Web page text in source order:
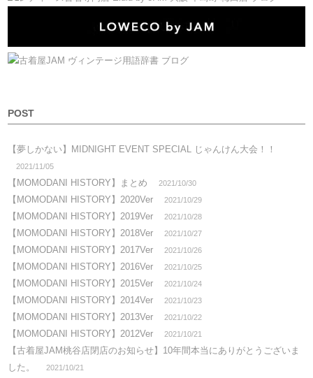
POST
【夢しかない】MIDNIGHT EVENT SPECIAL じゃんけん大会！！
2021/11/05
【MOMODANI HISTORY】まとめ 2021/10/30
【MOMODANI HISTORY】2020Ver 2021/10/29
【MOMODANI HISTORY】2019Ver 2021/10/28
【MOMODANI HISTORY】2018Ver 2021/10/27
【MOMODANI HISTORY】2017Ver 2021/10/26
【MOMODANI HISTORY】2016Ver 2021/10/25
【MOMODANI HISTORY】2015Ver 2021/10/24
【MOMODANI HISTORY】2014Ver 2021/10/23
【MOMODANI HISTORY】2013Ver 2021/10/22
【MOMODANI HISTORY】2012Ver 2021/10/21
【古着屋JAM桃谷店閉店のお知らせ】10年間本当にありがとうございま
した。
2021/10/21